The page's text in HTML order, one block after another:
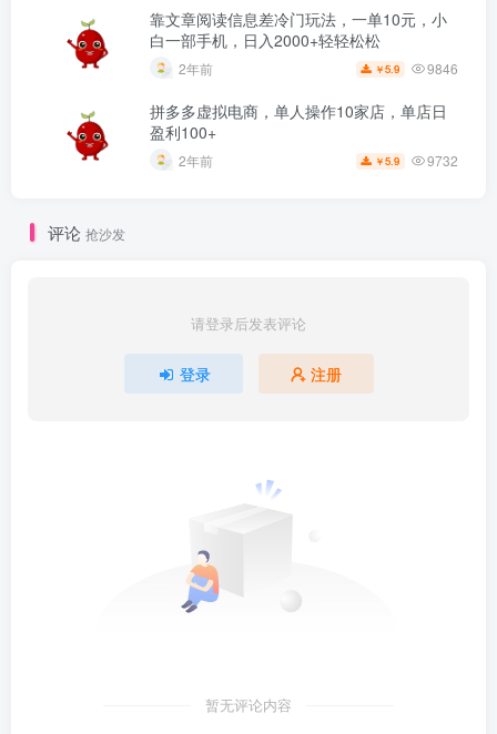
靠文章阅读信息差冷门玩法，一单10元，小
白一部手机，日入2000+轻轻松松
2年前 ￥5.9 9846
拼多多虚拟电商，单人操作10家店，单店日
盈利100+
2年前 ￥5.9 9732
评论 抢沙发
请登录后发表评论
登录 注册
暂无评论内容